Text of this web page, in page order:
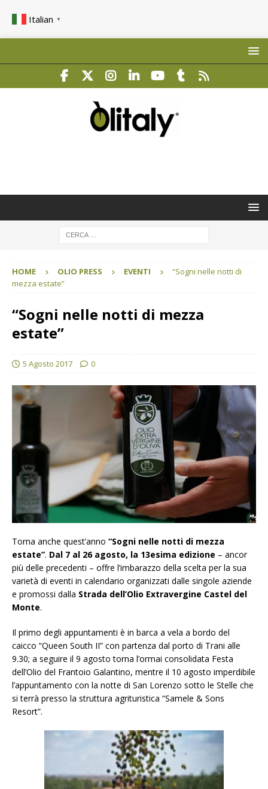
Italian ▼
HOME OLIO PRESS EVENTI
“Sogni nelle notti di
mezza estate”
“Sogni nelle notti di mezza
estate”
5 Agosto 2017 0
Torna anche quest’anno “Sogni nelle notti di mezza
estate”. Dal 7 al 26 agosto, la 13esima edizione – ancor
più delle precedenti – offre l’imbarazzo della scelta per la sua
varietà di eventi in calendario organizzati dalle singole aziende
e promossi dalla Strada dell’Olio Extravergine Castel del
Monte.
Il primo degli appuntamenti è in barca a vela a bordo del
caicco “Queen South II” con partenza dal porto di Trani alle
9.30; a seguire il 9 agosto torna l’ormai consolidata Festa
dell’Olio del Frantoio Galantino, mentre il 10 agosto imperdibile
l’appuntamento con la notte di San Lorenzo sotto le Stelle che
si terrà presso la struttura agrituristica “Samele & Sons
Resort”.